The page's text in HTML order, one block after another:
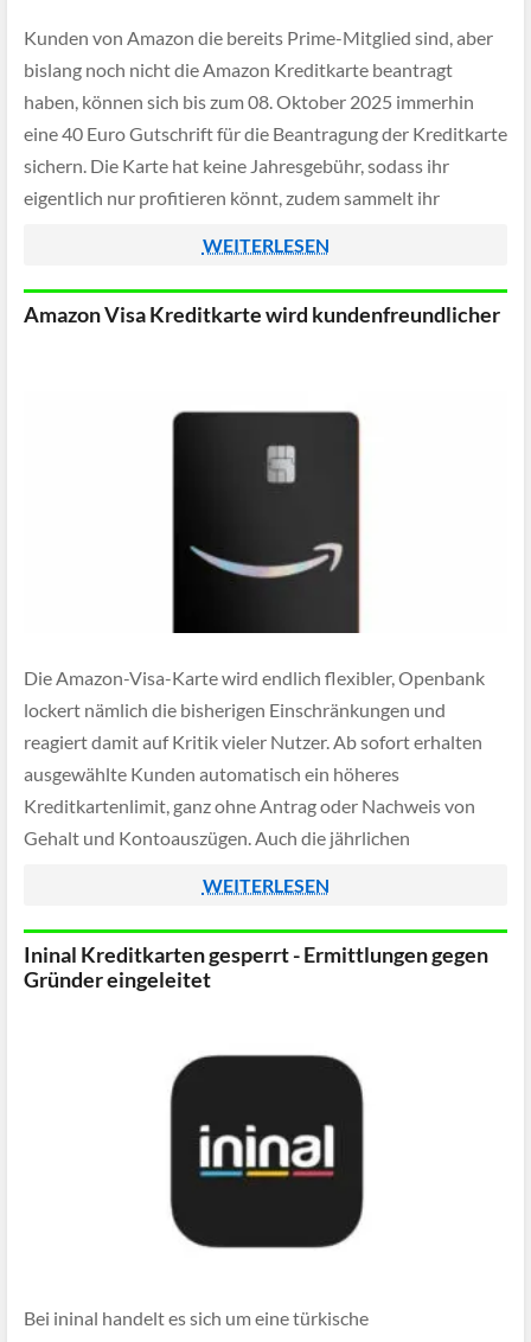
Kunden von Amazon die bereits Prime-Mitglied sind, aber
bislang noch nicht die Amazon Kreditkarte beantragt
haben, können sich bis zum 08. Oktober 2025 immerhin
eine 40 Euro Gutschrift für die Beantragung der Kreditkarte
sichern. Die Karte hat keine Jahresgebühr, sodass ihr
eigentlich nur profitieren könnt, zudem sammelt ihr
WEITERLESEN
Amazon Visa Kreditkarte wird kundenfreundlicher
Die Amazon-Visa-Karte wird endlich flexibler, Openbank
lockert nämlich die bisherigen Einschränkungen und
reagiert damit auf Kritik vieler Nutzer. Ab sofort erhalten
ausgewählte Kunden automatisch ein höheres
Kreditkartenlimit, ganz ohne Antrag oder Nachweis von
Gehalt und Kontoauszügen. Auch die jährlichen
der bisherigen 5.000 Euro können bei einem Standardlimit
von 2.000 Euro […]
WEITERLESEN
Ininal Kreditkarten gesperrt - Ermittlungen gegen
Gründer eingeleitet
Bei ininal handelt es sich um eine türkische